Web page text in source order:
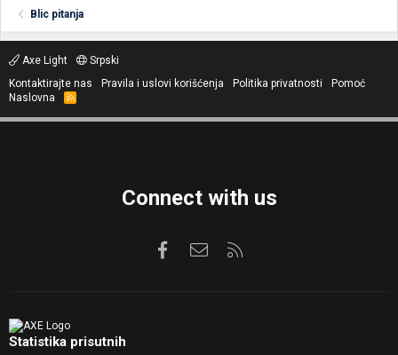
Blic pitanja
Axe Light
Srpski
Kontaktirajte nas
Pravila i uslovi korišćenja Politika privatnosti
Pomoć
Naslovna
R
S
Connect with us
FacebookKontaktirajte nas
Statistika prisutnih